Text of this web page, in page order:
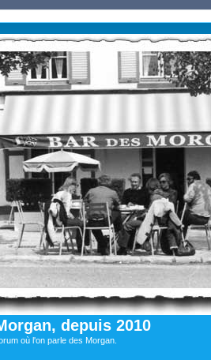
depuis 2010
où l'on parle des Morgan.